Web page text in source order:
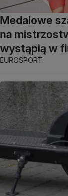
Medalowe
na
wystąpią w
EUROSPORT